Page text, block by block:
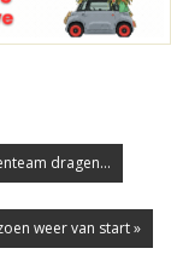
dragen...
weer van start »